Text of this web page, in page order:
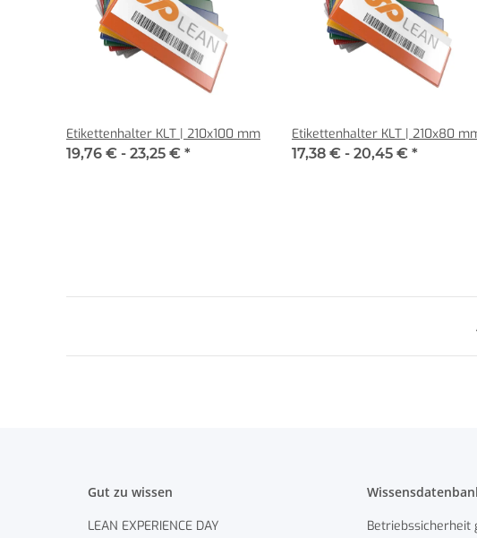
Etikettenhalter KLT | 210x100 mm
19,76 € - 23,25 € *
Etikettenhalter KLT | 210x80
17,38 € - 20,45 € *
Gut zu wissen
LEAN EXPERIENCE DAY